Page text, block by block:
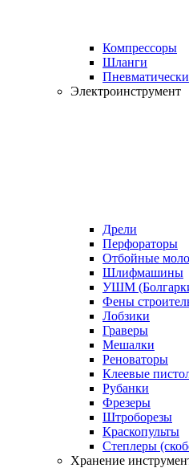
Компрессоры
Шланги
Электроинструмент
Дрели
Перфораторы
Отбойные
Шлифмашины
УШМ
Фены
Лобзики
Граверы
Мешалки
Реноваторы
Клеевые
Рубанки
Фрезеры
Штроборезы
Краскопульты
Степлеры
Хранение